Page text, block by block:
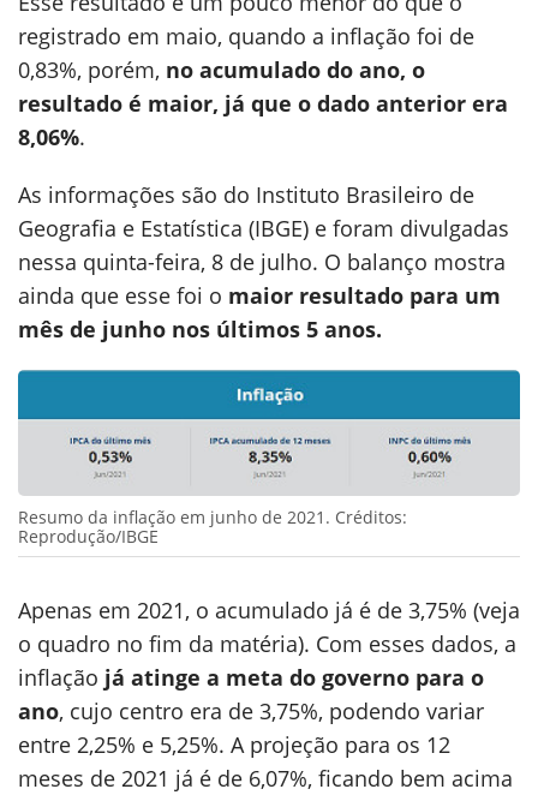
registrado em maio, quando a inflação foi de
0,83%, porém, no acumulado do ano, o
resultado é maior, já que o dado anterior era
8,06%.
As informações são do Instituto Brasileiro de
Geografia e Estatística (IBGE) e foram divulgadas
nessa quinta-feira, 8 de julho. O balanço mostra
ainda que esse foi o maior resultado para um
mês de junho nos últimos 5 anos.
Resumo da inflação em junho de 2021. Créditos:
Reprodução/IBGE
Apenas em 2021, o acumulado já é de 3,75% (veja
o quadro no fim da matéria). Com esses dados, a
inflação já atinge a meta do governo para o
ano, cujo centro era de 3,75%, podendo variar
entre 2,25% e 5,25%. A projeção para os 12
meses de 2021 já é de 6,07%, ficando bem acima